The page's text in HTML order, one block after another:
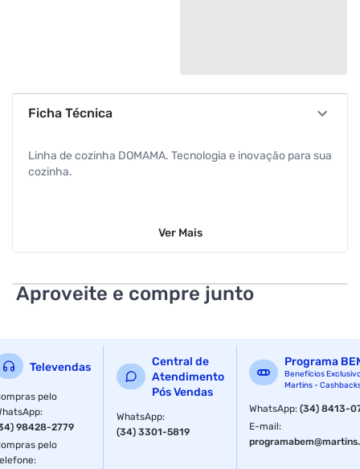
Ficha Técnica
Linha de cozinha DOMAMA. Tecnologia e inovação para sua
cozinha.
Ver Mais
Aproveite e compre junto
Televendas
pelo
:
98428-2779
pelo
:
Central de
Atendimento
Pós Vendas
WhatsApp:
(34) 3301-5819
Programa
Benefícios
Martins -
WhatsApp:(34) 8413-
E-mail: